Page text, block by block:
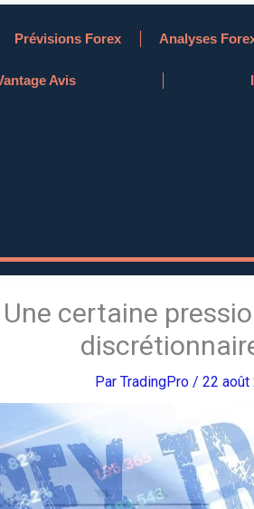
Prévisions Forex Analyses
Avis
certaine
Par TradingPro / 22 août